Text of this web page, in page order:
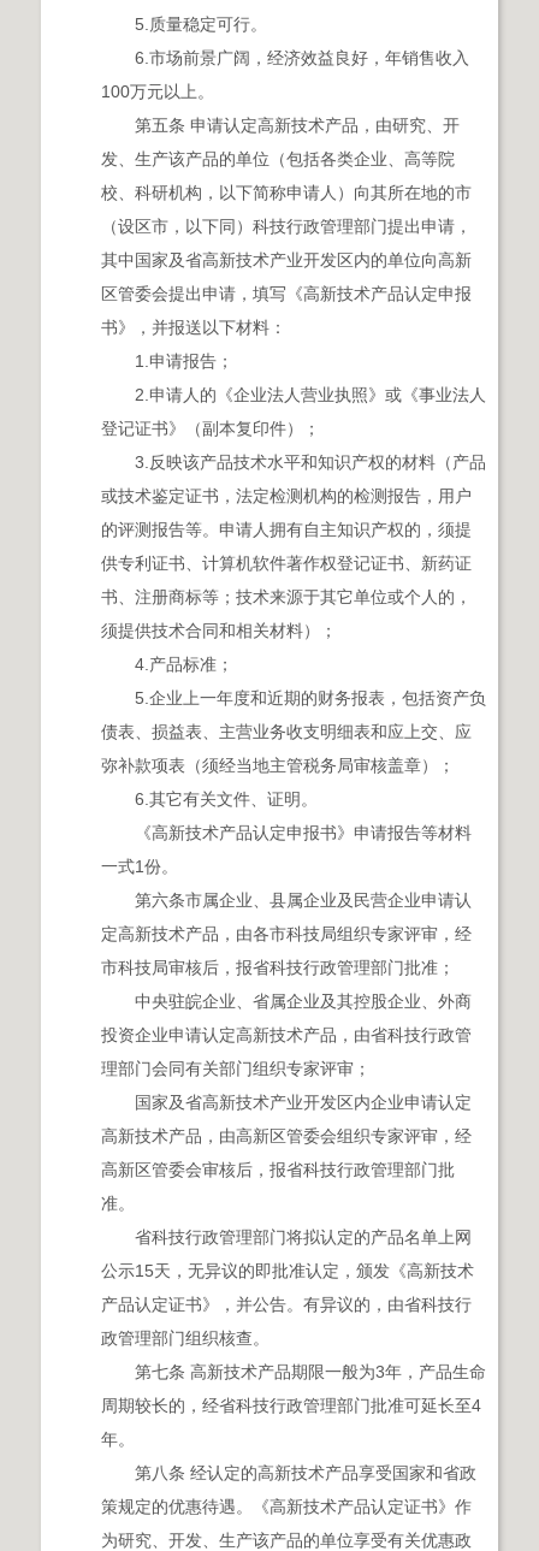
5.质量稳定可行。
6.市场前景广阔，经济效益良好，年销售收入
100万元以上。
第五条 申请认定高新技术产品，由研究、开
发、生产该产品的单位（包括各类企业、高等院
校、科研机构，以下简称申请人）向其所在地的市
（设区市，以下同）科技行政管理部门提出申请，
其中国家及省高新技术产业开发区内的单位向高新
区管委会提出申请，填写《高新技术产品认定申报
书》，并报送以下材料：
1.申请报告；
2.申请人的《企业法人营业执照》或《事业法人
登记证书》（副本复印件）；
3.反映该产品技术水平和知识产权的材料（产品
或技术鉴定证书，法定检测机构的检测报告，用户
的评测报告等。申请人拥有自主知识产权的，须提
供专利证书、计算机软件著作权登记证书、新药证
书、注册商标等；技术来源于其它单位或个人的，
须提供技术合同和相关材料）；
4.产品标准；
5.企业上一年度和近期的财务报表，包括资产负
债表、损益表、主营业务收支明细表和应上交、应
弥补款项表（须经当地主管税务局审核盖章）；
6.其它有关文件、证明。
《高新技术产品认定申报书》申请报告等材料
一式1份。
第六条市属企业、县属企业及民营企业申请认
定高新技术产品，由各市科技局组织专家评审，经
市科技局审核后，报省科技行政管理部门批准；
中央驻皖企业、省属企业及其控股企业、外商
投资企业申请认定高新技术产品，由省科技行政管
理部门会同有关部门组织专家评审；
国家及省高新技术产业开发区内企业申请认定
高新技术产品，由高新区管委会组织专家评审，经
高新区管委会审核后，报省科技行政管理部门批
准。
省科技行政管理部门将拟认定的产品名单上网
公示15天，无异议的即批准认定，颁发《高新技术
产品认定证书》，并公告。有异议的，由省科技行
政管理部门组织核查。
第七条 高新技术产品期限一般为3年，产品生命
周期较长的，经省科技行政管理部门批准可延长至4
年。
第八条 经认定的高新技术产品享受国家和省政
策规定的优惠待遇。《高新技术产品认定证书》作
为研究、开发、生产该产品的单位享受有关优惠政